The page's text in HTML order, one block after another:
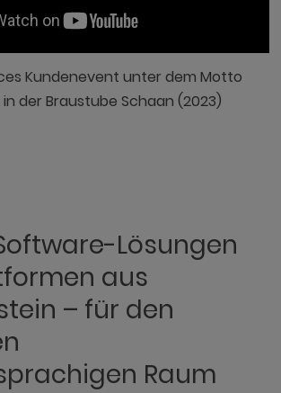
Kundenevent unter dem Motto
in der Braustube Schaan (2023)
Lösungen
aus
– für den
Raum